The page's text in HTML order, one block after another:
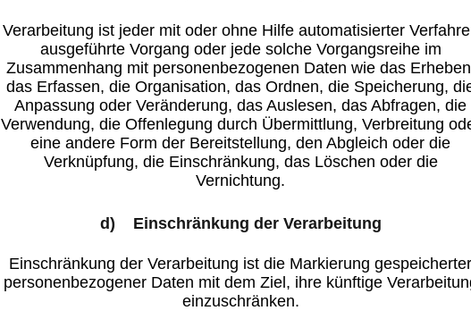
Verarbeitung ist jeder mit oder ohne Hilfe automatisierter
ausgeführte Vorgang oder jede solche Vorgangsreihe im
Zusammenhang mit personenbezogenen Daten wie das
das Erfassen, die Organisation, das Ordnen, die Speicherung,
Anpassung oder Veränderung, das Auslesen, das Abfragen, die
Verwendung, die Offenlegung durch Übermittlung, Verbreitung
eine andere Form der Bereitstellung, den Abgleich oder die
Verknüpfung, die Einschränkung, das Löschen oder die
Vernichtung.
d) Einschränkung der Verarbeitung
Einschränkung der Verarbeitung ist die Markierung gespeicherter
personenbezogener Daten mit dem Ziel, ihre künftige
einzuschränken.